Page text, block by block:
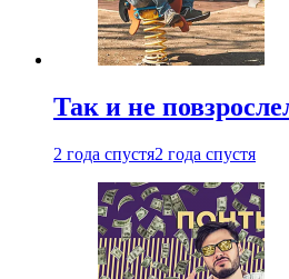
Так и не
2 года спустя2 года спустя